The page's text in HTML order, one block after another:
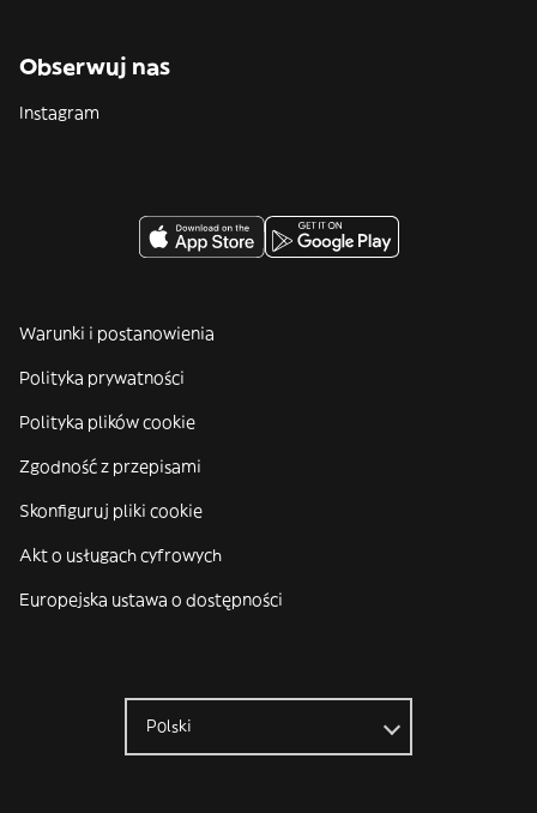
Obserwuj nas
Instagram
Warunki i postanowienia
Polityka prywatności
Polityka plików cookie
Zgodność z przepisami
Skonfiguruj pliki cookie
Akt o usługach cyfrowych
Europejska ustawa o dostępności